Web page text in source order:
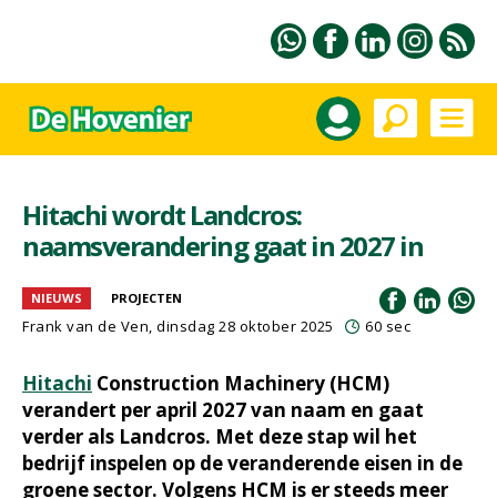
Hitachi wordt Landcros:
naamsverandering gaat in 2027 in
NIEUWS PROJECTEN
Frank van de Ven, dinsdag 28 oktober 2025 60 sec
Hitachi Construction Machinery (HCM)
verandert per april 2027 van naam en gaat
verder als Landcros. Met deze stap wil het
bedrijf inspelen op de veranderende eisen in de
groene sector. Volgens HCM is er steeds meer